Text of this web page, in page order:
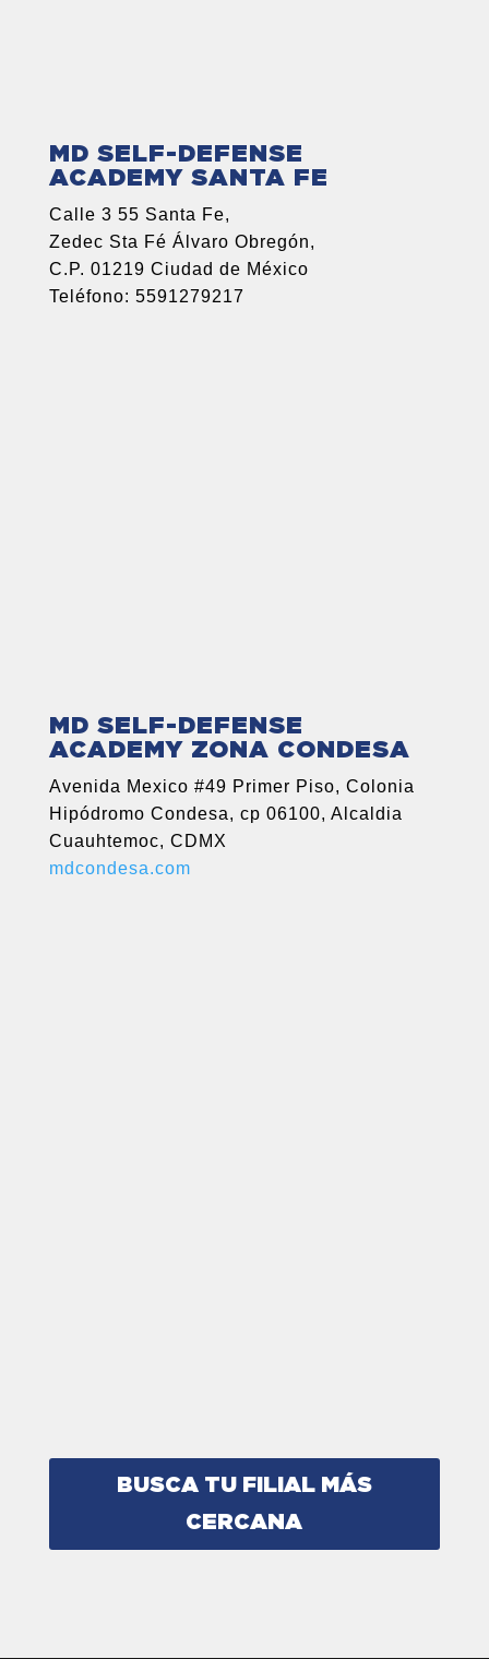
MD SELF-DEFENSE
ACADEMY SANTA FE
Calle 3 55 Santa Fe,
Zedec Sta Fé Álvaro Obregón,
C.P. 01219 Ciudad de México
Teléfono: 5591279217
MD SELF-DEFENSE
ACADEMY ZONA CONDESA
Avenida Mexico #49 Primer Piso, Colonia
Hipódromo Condesa, cp 06100, Alcaldia
Cuauhtemoc, CDMX
mdcondesa.com
BUSCA TU FILIAL MÁS
CERCANA